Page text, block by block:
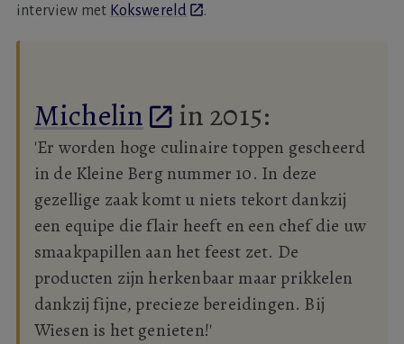
interview met Kokswereld .
Michelin in 2015:
'Er worden hoge culinaire toppen gescheerd
in de Kleine Berg nummer 10. In deze
gezellige zaak komt u niets tekort dankzij
een equipe die flair heeft en een chef die uw
smaakpapillen aan het feest zet. De
producten zijn herkenbaar maar prikkelen
dankzij fijne, precieze bereidingen. Bij
Wiesen is het genieten!'